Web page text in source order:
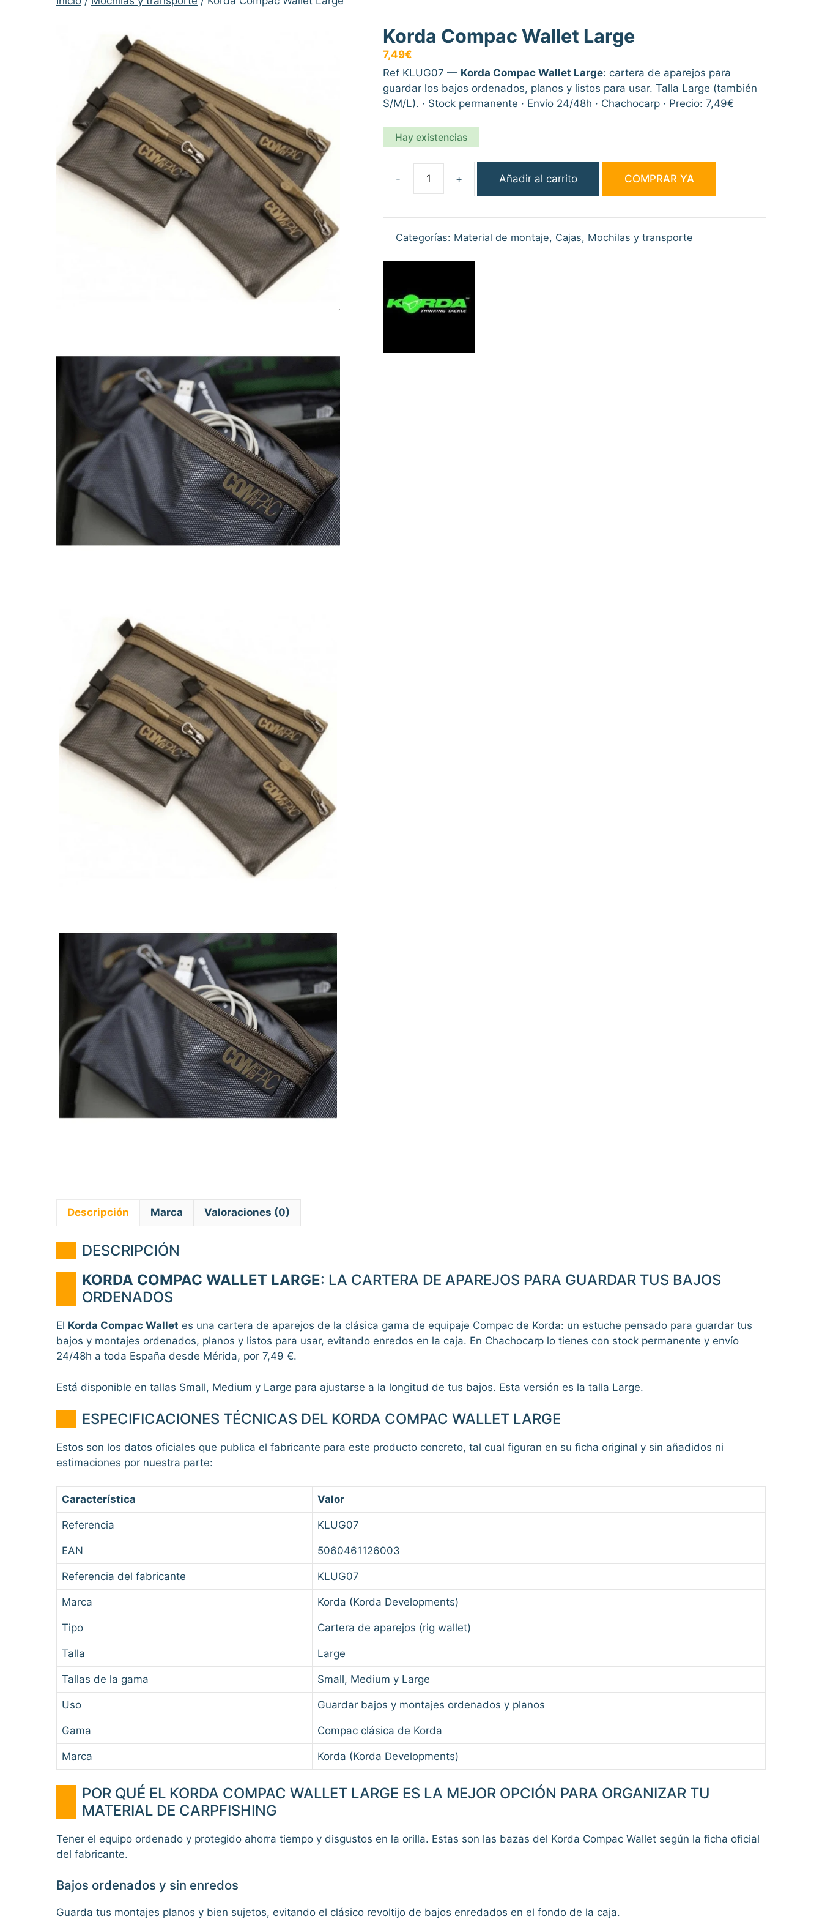
Korda Compac Wallet Large
7,49€
Ref KLUG07 — Korda Compac Wallet Large: cartera de aparejos para
guardar los bajos ordenados, planos y listos para usar. Talla Large (también
S/M/L). · Stock permanente · Envío 24/48h · Chachocarp · Precio: 7,49€
Hay existencias
Compac
Wallet
Large
cantidad
Añadir al carrito COMPRAR YA
Categorías: Material de montaje, Cajas, Mochilas y transporte
Descripción Marca Valoraciones (0)
DESCRIPCIÓN
KORDA COMPAC WALLET LARGE: LA CARTERA DE APAREJOS PARA GUARDAR TUS BAJOS
ORDENADOS
El Korda Compac Wallet es una cartera de aparejos de la clásica gama de equipaje Compac de Korda: un estuche pensado para guardar tus
bajos y montajes ordenados, planos y listos para usar, evitando enredos en la caja. En Chachocarp lo tienes con stock permanente y envío
24/48h a toda España desde Mérida, por 7,49 €.
Está disponible en tallas Small, Medium y Large para ajustarse a la longitud de tus bajos. Esta versión es la talla Large.
ESPECIFICACIONES TÉCNICAS DEL KORDA COMPAC WALLET LARGE
Estos son los datos oficiales que publica el fabricante para este producto concreto, tal cual figuran en su ficha original y sin añadidos ni
estimaciones por nuestra parte:
Característica Valor
Referencia KLUG07
EAN 5060461126003
Referencia del fabricante KLUG07
Marca Korda (Korda Developments)
Tipo Cartera de aparejos (rig wallet)
Talla Large
Tallas de la gama Small, Medium y Large
Uso Guardar bajos y montajes ordenados y planos
Gama Compac clásica de Korda
Marca Korda (Korda Developments)
POR QUÉ EL KORDA COMPAC WALLET LARGE ES LA MEJOR OPCIÓN PARA ORGANIZAR TU
MATERIAL DE CARPFISHING
Tener el equipo ordenado y protegido ahorra tiempo y disgustos en la orilla. Estas son las bazas del Korda Compac Wallet según la ficha oficial
del fabricante.
Bajos ordenados y sin enredos
Guarda tus montajes planos y bien sujetos, evitando el clásico revoltijo de bajos enredados en el fondo de la caja.